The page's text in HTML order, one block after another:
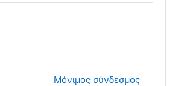
Μόνιμος σύνδεσμος